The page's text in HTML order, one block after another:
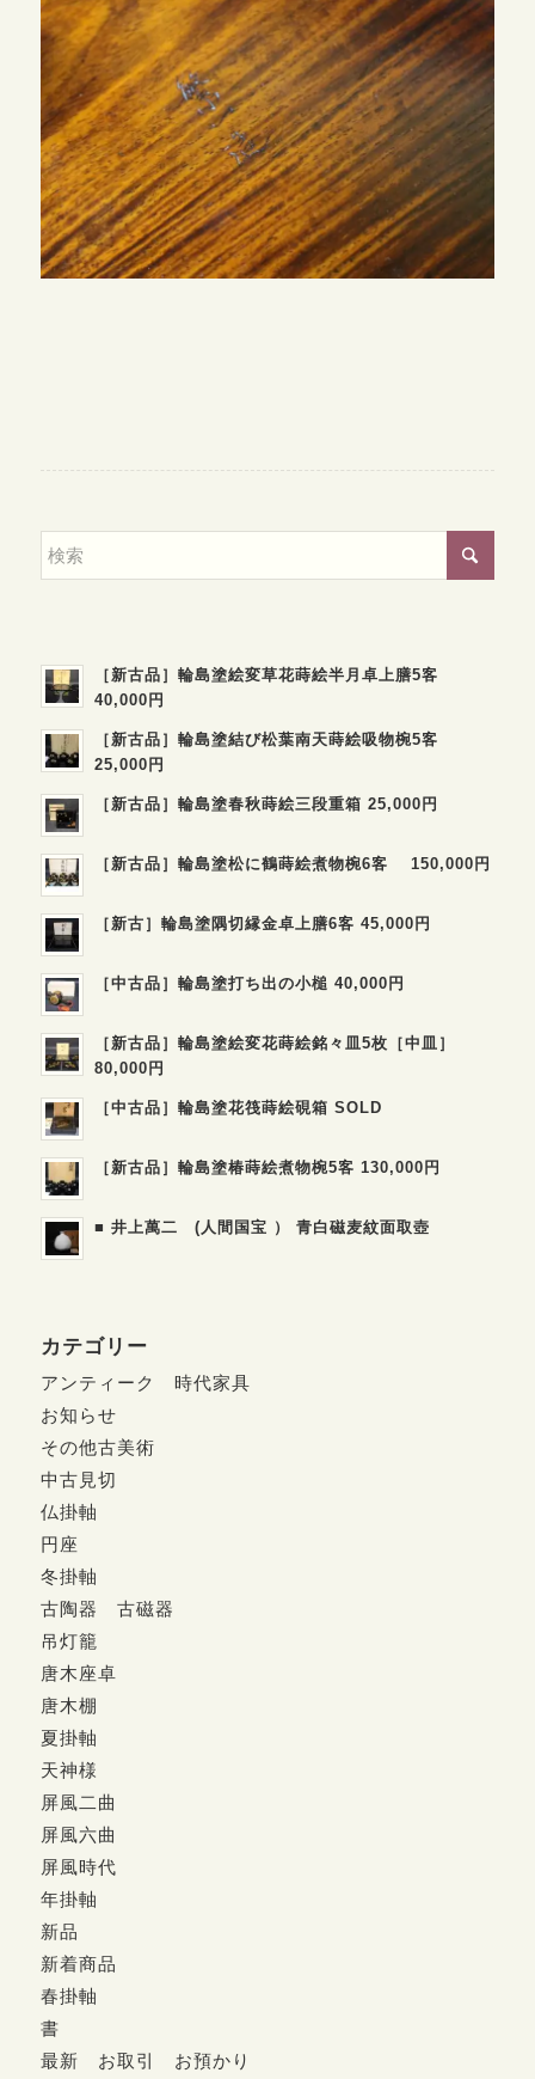
［新古品］輪島塗絵変草花蒔絵半月卓上膳5客
40,000円
［新古品］輪島塗結び松葉南天蒔絵吸物椀5客
25,000円
［新古品］輪島塗春秋蒔絵三段重箱 25,000円
［新古品］輪島塗松に鶴蒔絵煮物椀6客 150,000円
［新古］輪島塗隅切縁金卓上膳6客 45,000円
［中古品］輪島塗打ち出の小槌 40,000円
［新古品］輪島塗絵変花蒔絵銘々皿5枚［中皿］
80,000円
［中古品］輪島塗花筏蒔絵硯箱 SOLD
［新古品］輪島塗椿蒔絵煮物椀5客 130,000円
■ 井上萬二 (人間国宝 ） 青白磁麦紋面取壺
カテゴリー
アンティーク 時代家具
お知らせ
その他古美術
中古見切
仏掛軸
円座
冬掛軸
古陶器 古磁器
吊灯籠
唐木座卓
唐木棚
夏掛軸
天神様
屏風二曲
屏風六曲
屏風時代
年掛軸
新品
新着商品
春掛軸
書
最新 お取引 お預かり